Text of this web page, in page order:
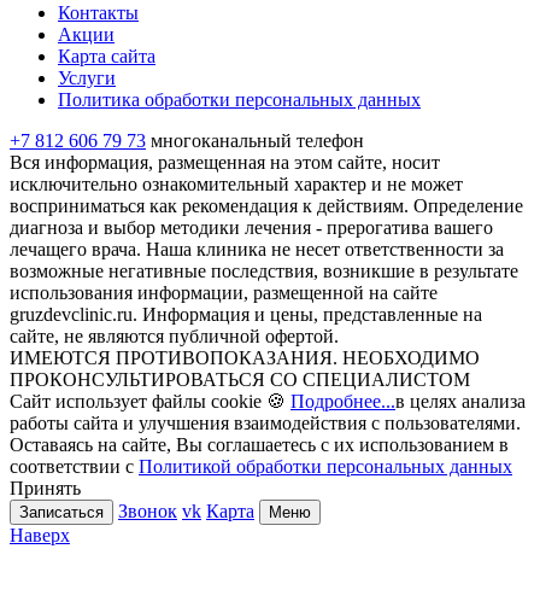
Контакты
Акции
Карта сайта
Услуги
Политика обработки персональных данных
+7 812 606 79 73 многоканальный телефон
Вся информация, размещенная на этом сайте, носит
исключительно ознакомительный характер и не может
восприниматься как рекомендация к действиям. Определение
диагноза и выбор методики лечения - прерогатива вашего
лечащего врача. Наша клиника не несет ответственности за
возможные негативные последствия, возникшие в результате
использования информации, размещенной на сайте
gruzdevclinic.ru. Информация и цены, представленные на
сайте, не являются публичной офертой.
ИМЕЮТСЯ ПРОТИВОПОКАЗАНИЯ. НЕОБХОДИМО
ПРОКОНСУЛЬТИРОВАТЬСЯ СО СПЕЦИАЛИСТОМ
Сайт использует файлы cookie 🍪 Подробнее...в целях анализа
работы сайта и улучшения взаимодействия с пользователями.
Оставаясь на сайте, Вы соглашаетесь с их использованием в
соответствии с Политикой обработки персональных данных
Принять
Записаться Звонок vk Карта Меню
Наверх